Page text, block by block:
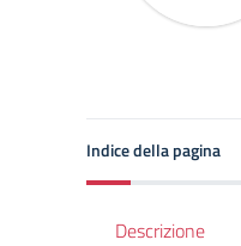
Indice della pagina
Descrizione